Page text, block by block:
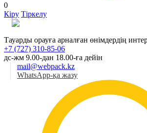
0
Кіру Тіркелу
Тауарды орауға арналған өнімдердің
+7 (727) 310-85-06
дс-жм 9.00-дан 18.00-ға дейін
mail@webpack.kz
WhatsApp-қа жазу